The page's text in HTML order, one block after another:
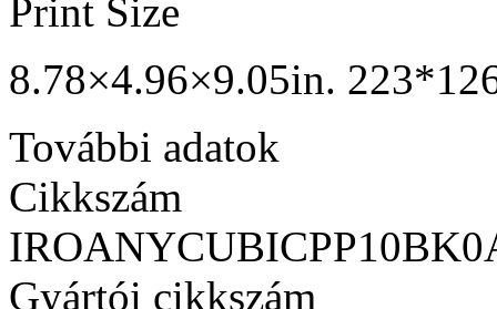
Print Size
8.78×4.96×9.05in.
További adatok
Cikkszám
Gyártói cikkszám